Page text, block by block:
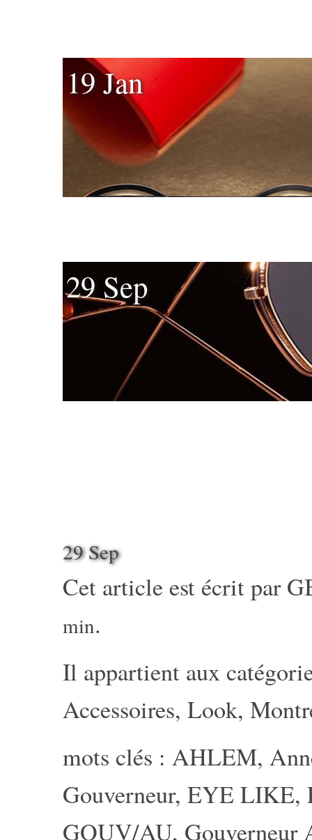
19 Jan
29 Sep
29 Sep
Cet article est écrit par
min.
Il appartient aux
Accessoires, Look,
mots clés : AHLEM,
Gouverneur, EYE LIKE,
GOUV/AU, Gouverneur